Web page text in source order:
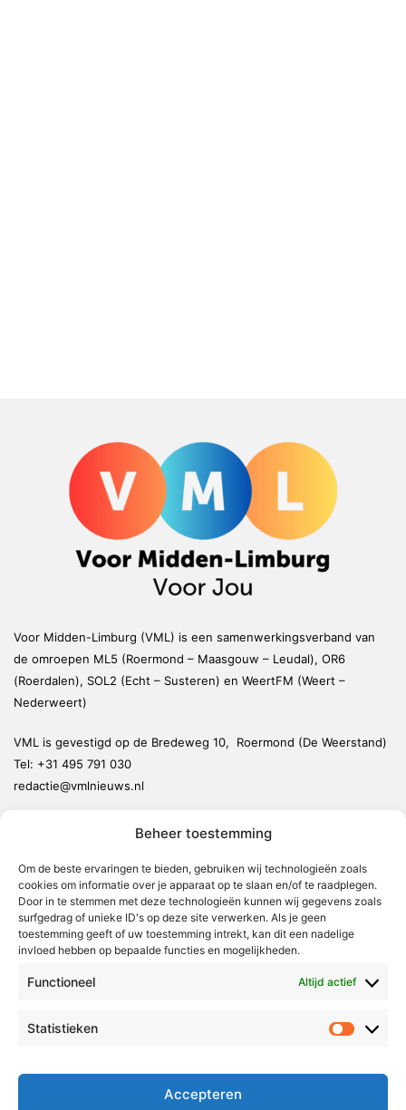
Beheer toestemming
Om de beste ervaringen te bieden, gebruiken wij technologieën zoals
cookies om informatie over je apparaat op te slaan en/of te raadplegen.
Door in te stemmen met deze technologieën kunnen wij gegevens zoals
surfgedrag of unieke ID's op deze site verwerken. Als je geen
toestemming geeft of uw toestemming intrekt, kan dit een nadelige
invloed hebben op bepaalde functies en mogelijkheden.
Functioneel Altijd actief
Statistieken
Accepteren
Voor Midden-Limburg (VML) is een samenwerkingsverband van
de omroepen ML5 (Roermond – Maasgouw – Leudal), OR6
(Roerdalen), SOL2 (Echt – Susteren) en WeertFM (Weert –
Nederweert)
VML is gevestigd op de Bredeweg 10, Roermond (De Weerstand)
Tel: +31 495 791 030
redactie@vmlnieuws.nl
Leudal
Maasgouw
Echt-Susteren
Radio & TV